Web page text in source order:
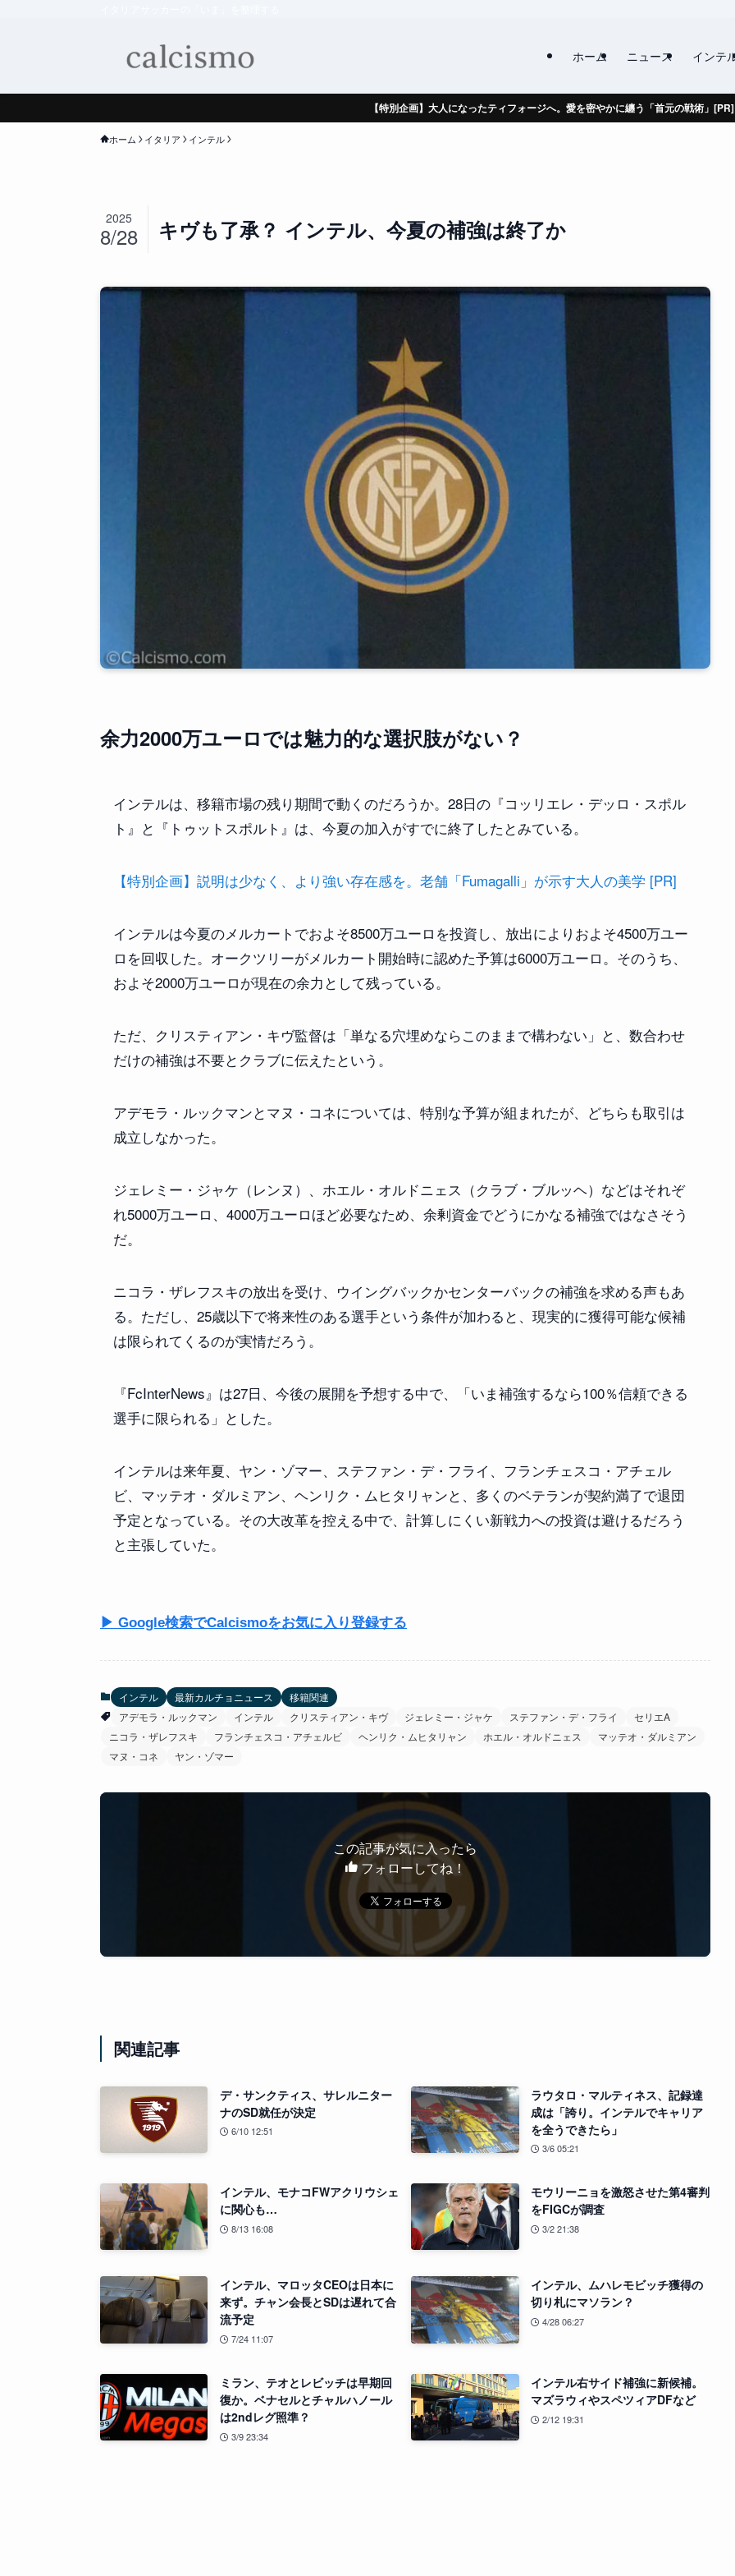
ホーム ニュース インテ
【特別企画】大人になったティフォージへ。愛を密やかに纏う「首元の戦術」[PR]
ホーム イタリア インテル
キヴも了承？ インテル、今夏の補強は終了か
2025
8/28
余力2000万ユーロでは魅力的な選択肢がない？
インテルは、移籍市場の残り期間で動くのだろうか。28日の『コッリエレ・デッロ・スポル
ト』と『トゥットスポルト』は、今夏の加入がすでに終了したとみている。
【特別企画】説明は少なく、より強い存在感を。老舗「Fumagalli」が示す大人の美学 [PR]
インテルは今夏のメルカートでおよそ8500万ユーロを投資し、放出によりおよそ4500万ユー
ロを回収した。オークツリーがメルカート開始時に認めた予算は6000万ユーロ。そのうち、
およそ2000万ユーロが現在の余力として残っている。
ただ、クリスティアン・キヴ監督は「単なる穴埋めならこのままで構わない」と、数合わせ
だけの補強は不要とクラブに伝えたという。
アデモラ・ルックマンとマヌ・コネについては、特別な予算が組まれたが、どちらも取引は
成立しなかった。
ジェレミー・ジャケ（レンヌ）、ホエル・オルドニェス（クラブ・ブルッヘ）などはそれぞ
れ5000万ユーロ、4000万ユーロほど必要なため、余剰資金でどうにかなる補強ではなさそう
だ。
ニコラ・ザレフスキの放出を受け、ウイングバックかセンターバックの補強を求める声もあ
る。ただし、25歳以下で将来性のある選手という条件が加わると、現実的に獲得可能な候補
は限られてくるのが実情だろう。
『FcInterNews』は27日、今後の展開を予想する中で、「いま補強するなら100％信頼できる
選手に限られる」とした。
インテルは来年夏、ヤン・ゾマー、ステファン・デ・フライ、フランチェスコ・アチェル
ビ、マッテオ・ダルミアン、ヘンリク・ムヒタリャンと、多くのベテランが契約満了で退団
予定となっている。その大改革を控える中で、計算しにくい新戦力への投資は避けるだろう
と主張していた。
▶ Google検索でCalcismoをお気に入り登録する
インテル 最新カルチョニュース
移籍関連
アデモラ・ルックマン
インテル クリスティアン・キヴ ジェレミー・ジャケ ステファン・デ・フライ
セリエA
ニコラ・ザレフスキ
フランチェスコ・アチェルビ ヘンリク・ムヒタリャン ホエル・オルドニェス
マッテオ・ダルミアン
マヌ・コネ
ヤン・ゾマー
この記事が気に入ったら
フォローしてね！
関連記事
デ・サンクティス、サレルニター
ナのSD就任が決定
6/10 12:51
ラウタロ・マルティネス、記録達
成は「誇り。インテルでキャリア
を全うできたら」
3/6 05:21
インテル、モナコFWアクリウシェ
に関心も…
8/13 16:08
モウリーニョを激怒させた第4審判
をFIGCが調査
3/2 21:38
インテル、マロッタCEOは日本に
来ず。チャン会長とSDは遅れて合
流予定
7/24 11:07
インテル、ムハレモビッチ獲得の
切り札にマソラン？
4/28 06:27
ミラン、テオとレビッチは早期回
復か。ベナセルとチャルハノール
は2ndレグ照準？
3/9 23:34
インテル右サイド補強に新候補。
マズラウィやスペツィアDFなど
2/12 19:31